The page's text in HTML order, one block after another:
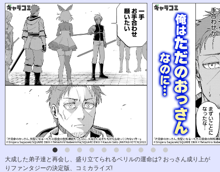
大成した弟子達と再会し、盛り立てられるベリルの運命は? おっさん成り上が
りファンタジーの決定版、コミカライズ!